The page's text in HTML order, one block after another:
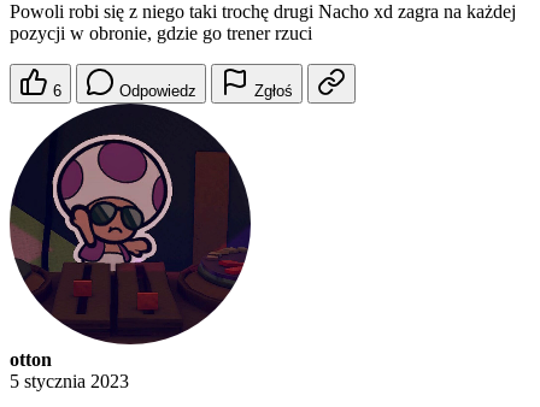
Powoli robi się z niego taki trochę drugi Nacho xd zagra na każdej
pozycji w obronie, gdzie go trener rzuci
6 Odpowiedz Zgłoś
otton
5 stycznia 2023